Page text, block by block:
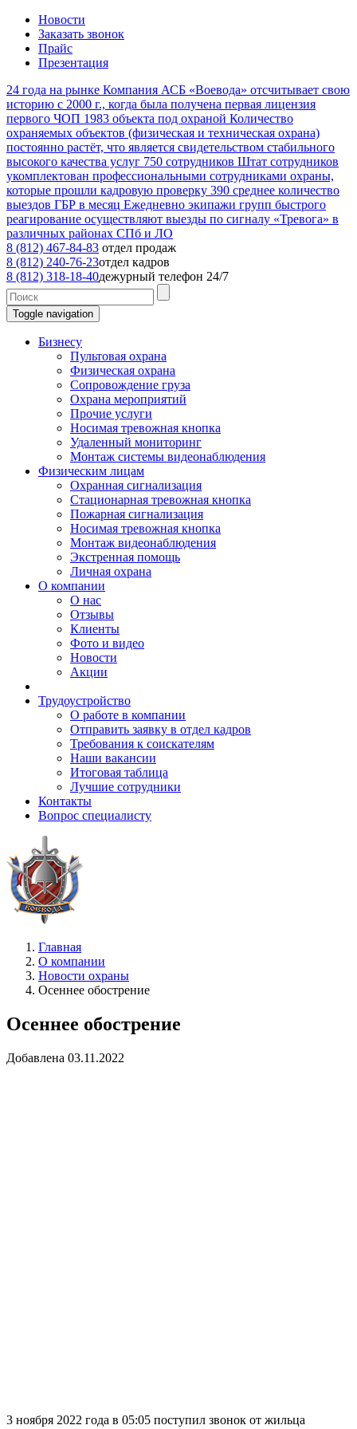
Новости
Заказать звонок
Прайс
Презентация
24 года на рынке Компания АСБ «Воевода» отсчитывает свою
историю с 2000 г., когда была получена первая лицензия
первого ЧОП 1983 объекта под охраной Количество
охраняемых объектов (физическая и техническая охрана)
постоянно растёт, что является свидетельством стабильного
высокого качества услуг 750 сотрудников Штат сотрудников
укомплектован профессиональными сотрудниками охраны,
которые прошли кадровую проверку 390 среднее количество
выездов ГБР в месяц Ежедневно экипажи групп быстрого
реагирование осуществляют выезды по сигналу «Тревога» в
различных районах СПб и ЛО
8 (812) 467-84-83 отдел продаж
8 (812) 240-76-23отдел кадров
8 (812) 318-18-40дежурный телефон 24/7
Toggle navigation
Бизнесу
Пультовая охрана
Физическая охрана
Сопровождение груза
Охрана мероприятий
Прочие услуги
Носимая тревожная кнопка
Удаленный мониторинг
Монтаж системы видеонаблюдения
Физическим лицам
Охранная сигнализация
Стационарная тревожная кнопка
Пожарная сигнализация
Носимая тревожная кнопка
Монтаж видеонаблюдения
Экстренная помощь
Личная охрана
О компании
О нас
Отзывы
Клиенты
Фото и видео
Новости
Акции
Трудоустройство
О работе в компании
Отправить заявку в отдел кадров
Требования к соискателям
Наши вакансии
Итоговая таблица
Лучшие сотрудники
Контакты
Вопрос специалисту
Главная
О компании
Новости охраны
Осеннее обострение
Осеннее обострение
Добавлена 03.11.2022
3 ноября 2022 года в 05:05 поступил звонок от жильца